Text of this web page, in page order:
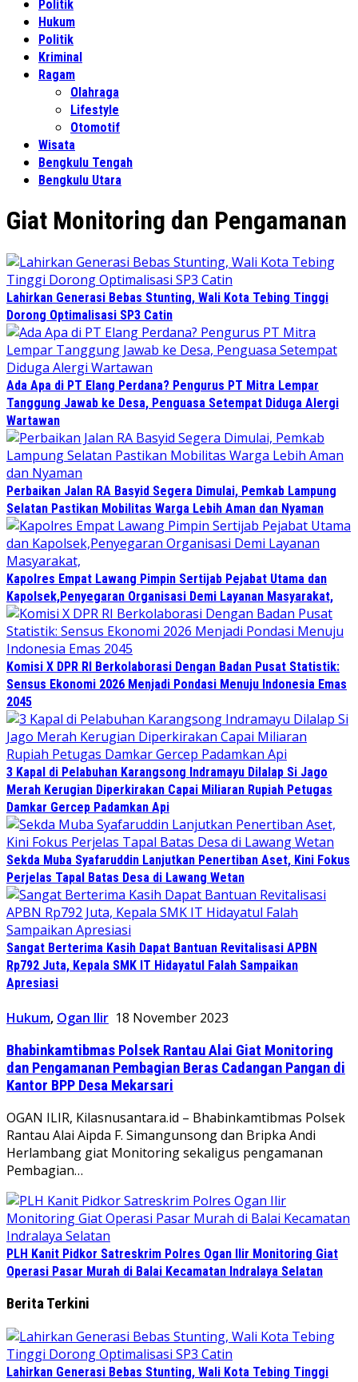
Politik
Hukum
Politik
Kriminal
Ragam
Olahraga
Lifestyle
Otomotif
Wisata
Bengkulu Tengah
Bengkulu Utara
Giat Monitoring dan Pengamanan
Lahirkan Generasi Bebas Stunting, Wali Kota Tebing Tinggi
Dorong Optimalisasi SP3 Catin
Ada Apa di PT Elang Perdana? Pengurus PT Mitra Lempar
Tanggung Jawab ke Desa, Penguasa Setempat Diduga Alergi
Wartawan
Perbaikan Jalan RA Basyid Segera Dimulai, Pemkab Lampung
Selatan Pastikan Mobilitas Warga Lebih Aman dan Nyaman
Kapolres Empat Lawang Pimpin Sertijab Pejabat Utama dan
Kapolsek,Penyegaran Organisasi Demi Layanan Masyarakat,
Komisi X DPR RI Berkolaborasi Dengan Badan Pusat Statistik:
Sensus Ekonomi 2026 Menjadi Pondasi Menuju Indonesia Emas
2045
3 Kapal di Pelabuhan Karangsong Indramayu Dilalap Si Jago
Merah Kerugian Diperkirakan Capai Miliaran Rupiah Petugas
Damkar Gercep Padamkan Api
Sekda Muba Syafaruddin Lanjutkan Penertiban Aset, Kini Fokus
Perjelas Tapal Batas Desa di Lawang Wetan
Sangat Berterima Kasih Dapat Bantuan Revitalisasi APBN
Rp792 Juta, Kepala SMK IT Hidayatul Falah Sampaikan
Apresiasi
Hukum, Ogan Ilir 18 November 2023
Bhabinkamtibmas Polsek Rantau Alai Giat Monitoring
dan Pengamanan Pembagian Beras Cadangan Pangan di
Kantor BPP Desa Mekarsari
OGAN ILIR, Kilasnusantara.id – Bhabinkamtibmas Polsek
Rantau Alai Aipda F. Simangunsong dan Bripka Andi
Herlambang giat Monitoring sekaligus pengamanan
Pembagian…
PLH Kanit Pidkor Satreskrim Polres Ogan Ilir Monitoring Giat
Operasi Pasar Murah di Balai Kecamatan Indralaya Selatan
Berita Terkini
Lahirkan Generasi Bebas Stunting, Wali Kota Tebing Tinggi